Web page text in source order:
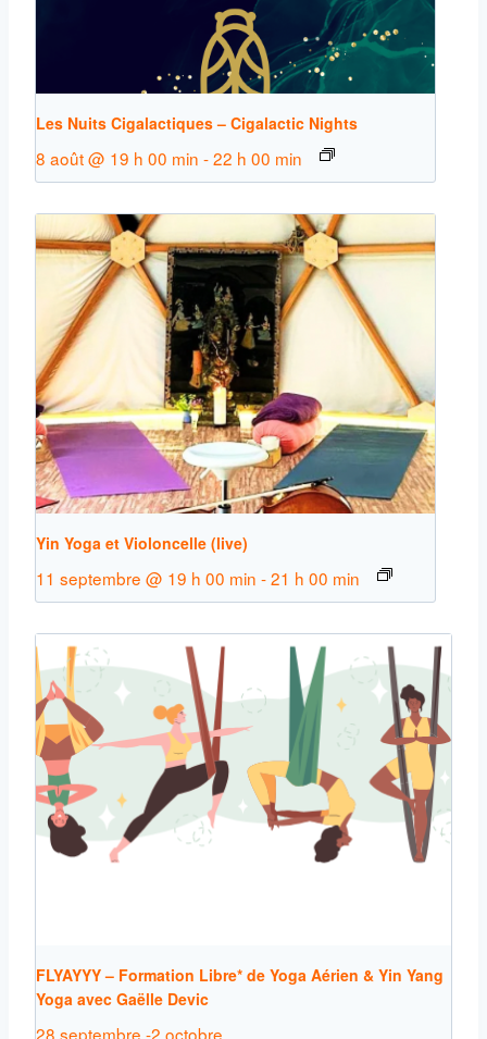
Les Nuits Cigalactiques – Cigalactic Nights
8 août @ 19 h 00 min -22 h 00 min
Yin Yoga et Violoncelle (live)
11 septembre @ 19 h 00 min -21 h 00 min
FLYAYYY – Formation Libre* de Yoga Aérien & Yin Yang
Yoga avec Gaëlle Devic
28 septembre -2 octobre